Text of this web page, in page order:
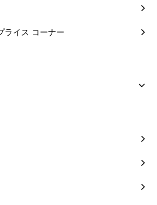
イス コーナー